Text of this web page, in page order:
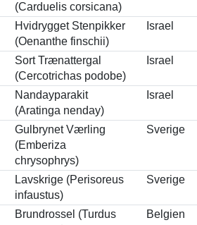
(Carduelis corsicana)
Hvidrygget Stenpikker
(Oenanthe finschii)
Israel
Sort Trænattergal
(Cercotrichas podobe)
Israel
Nandayparakit
(Aratinga nenday)
Israel
Gulbrynet Værling
(Emberiza
chrysophrys)
Sverige
Lavskrige (Perisoreus
infaustus)
Sverige
Brundrossel (Turdus
Belgien